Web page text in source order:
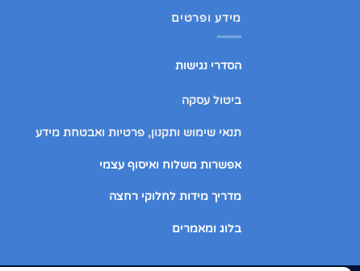
מידע ופרטים
הסדרי נגישות
ביטול עסקה
תנאי שימוש ותקנון, פרטיות ואבטחת מידע
אפשרות משלוח ואיסוף עצמי
מדריך מידות לחלוקי רחצה
בלוג ומאמרים